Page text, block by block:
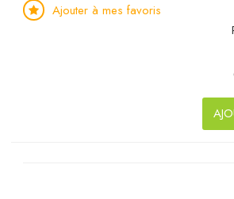
Ajouter à mes favoris